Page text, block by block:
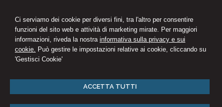
Ci serviamo dei cookie per diversi fini, tra l'altro per consentire
funzioni del sito web e attività di marketing mirate. Per maggiori
informazioni, riveda la nostra informativa sulla privacy e sui
cookie. Può gestire le impostazioni relative ai cookie, cliccando su
'Gestisci Cookie'
ACCETTA TUTTI